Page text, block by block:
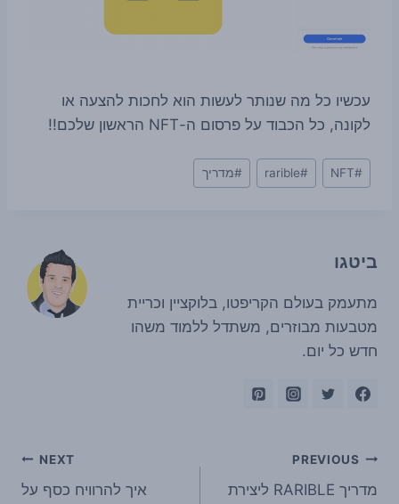
עכשיו כל מה שנותר לעשות הוא לחכות להצעה או
לקונה, כל הכבוד על פרסום ה-NFT הראשון שלכם!!
Post
Tags:
#
NFT
#
rarible
#מדריך
ביטגו
מתעמק בעולם הקריפטו, בלוקציין וכריית
מטבעות מבוזרים, משתדל ללמוד משהו
חדש כל יום.
ניווט
PREVIOUS
מדריך RARIBLE ליצירת
NEXT
איך להרוויח כסף על